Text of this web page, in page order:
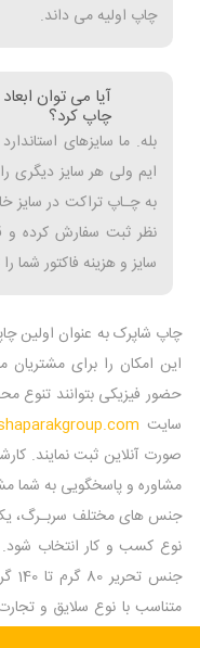
چاپ اولیه می داند.
آیا می توان
چاپ کرد؟
بله. ما سایزهای
ایم ولی هر سایز دیگری
به چـاپ تراکت در سایز
نظر ثبت سفارش کرده و
سایز و هزینه فاکتور
چاپ شاپرک به عنوان اولین
این امکان را برای
حضور فیزیکی بتوانند تنوع
سایت
صورت آنلاین ثبت نمایند.
مشاوره و پاسخگویی به شما
جنس های مختلف سربـرگ،
نوع کسب و کار انتخاب شود.
متناسب با نوع سلایق و